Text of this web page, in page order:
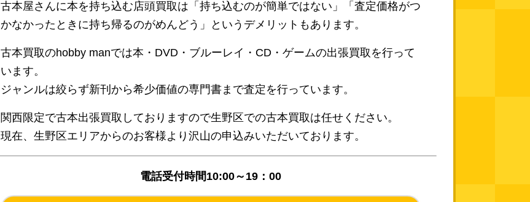
古本屋さんに本を持ち込む店頭買取は「持ち込むのが簡単ではない」「査定価格がつ
かなかったときに持ち帰るのがめんどう」というデメリットもあります。
古本買取のhobby manでは本・DVD・ブルーレイ・CD・ゲームの出張買取を行って
います。
ジャンルは絞らず新刊から希少価値の専門書まで査定を行っています。
関西限定で古本出張買取しておりますので生野区での古本買取は任せください。
現在、生野区エリアからのお客様より沢山の申込みいただいております。
電話受付時間10:00～19：00